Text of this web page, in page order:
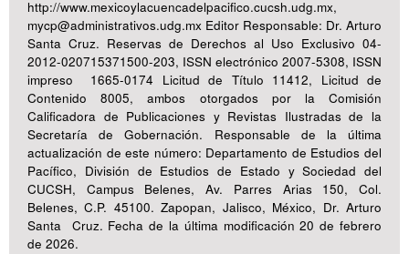
http://www.mexicoylacuencadelpacifico.cucsh.udg.mx,
mycp@administrativos.udg.mx Editor Responsable: Dr. Arturo
Santa Cruz. Reservas de Derechos al Uso Exclusivo 04-
2012-020715371500-203, ISSN electrónico 2007-5308, ISSN
impreso 1665-0174 Licitud de Título 11412, Licitud de
Contenido 8005, ambos otorgados por la Comisión
Calificadora de Publicaciones y Revistas Ilustradas de la
Secretaría de Gobernación. Responsable de la última
actualización de este número: Departamento de Estudios del
Pacífico, División de Estudios de Estado y Sociedad del
CUCSH, Campus Belenes, Av. Parres Arias 150, Col.
Belenes, C.P. 45100. Zapopan, Jalisco, México, Dr. Arturo
Santa Cruz. Fecha de la última modificación 20 de febrero
de 2026.